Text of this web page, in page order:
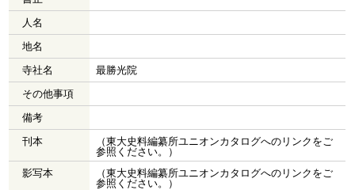
人名
地名
寺社名
最勝光院
その他事項
備考
刊本
（東大史料編纂所ユニオンカタログへのリンクをご
参照ください。）
影写本
（東大史料編纂所ユニオンカタログへのリンクをご
参照ください。）